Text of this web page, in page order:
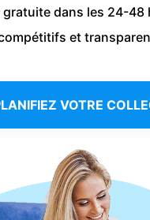
vous
gratuite dans les 24-48
et
VOTRE